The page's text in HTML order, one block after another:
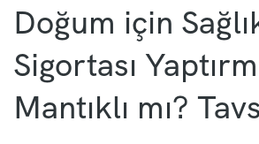
Doğum için
Sigortası
Mantıklı mı?